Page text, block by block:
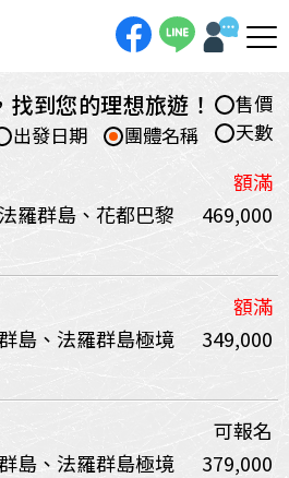
到您的理想旅遊！
售價
天數
團體名稱
出發日期
額滿
羅群島、花都巴黎
469,000
額滿
島、法羅群島極境
349,000
可報名
島、法羅群島極境
379,000